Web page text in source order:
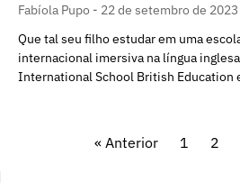
Fabíola Pupo
22 de setembro de 2023
Que tal seu filho estudar em uma
internacional imersiva na língua
International School British Education
« Anterior 1 2